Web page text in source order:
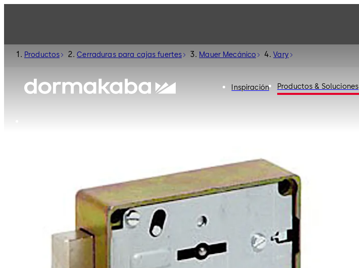
Inspiración Productos & Soluciones
Productos Cerraduras para cajas fuertes Mauer Mecánico Vary